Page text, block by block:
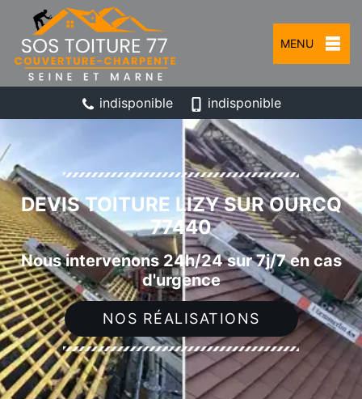
MENU
indisponible indisponible
DEVIS TOITURE LIZY SUR OURCQ
77440
Nous intervenons 24h/24 sur 7j/7 en cas
d'urgence
NOS RÉALISATIONS